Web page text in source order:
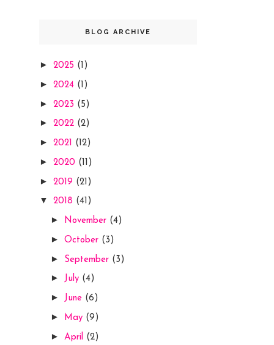
BLOG ARCHIVE
► 2025 (1)
► 2024 (1)
► 2023 (5)
► 2022 (2)
► 2021 (12)
► 2020 (11)
► 2019 (21)
▼ 2018 (41)
► November (4)
► October (3)
► September (3)
► July (4)
► June (6)
► May (9)
► April (2)